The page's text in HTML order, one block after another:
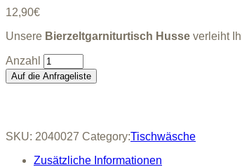
12,90€
Unsere Bierzeltgarniturtisch Husse verleiht
Bierzeltgarniturtisch
Husse
weiß
Auf die Anfrageliste
SKU: 2040027 Category:Tischwäsche
Zusätzliche Informationen